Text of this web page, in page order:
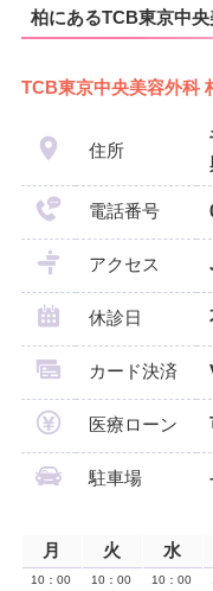
柏にあるTCB東京中
TCB東京中央美容外科
住所
電話番号
アクセス
休診日
カード決済
医療ローン
駐車場
月 火 水
10：00
10：00
10：00